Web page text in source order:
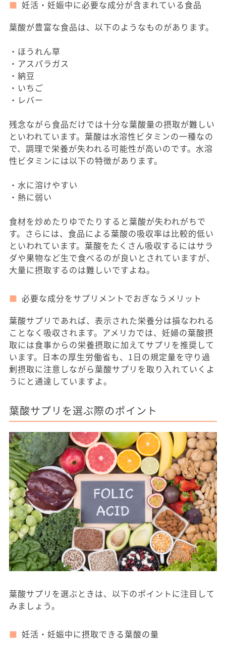
妊活・妊娠中に必要な成分が含まれている食品
葉酸が豊富な食品は、以下のようなものがあります。
・ほうれん草
・アスパラガス
・納豆
・いちご
・レバー
残念ながら食品だけでは十分な葉酸量の摂取が難しい
といわれています。葉酸は水溶性ビタミンの一種なの
で、調理で栄養が失われる可能性が高いのです。水溶
性ビタミンには以下の特徴があります。
・水に溶けやすい
・熱に弱い
食材を炒めたりゆでたりすると葉酸が失われがちで
す。さらには、食品による葉酸の吸収率は比較的低い
といわれています。葉酸をたくさん吸収するにはサラ
ダや果物など生で食べるのが良いとされていますが、
大量に摂取するのは難しいですよね。
必要な成分をサプリメントでおぎなうメリット
葉酸サプリであれば、表示された栄養分は損なわれる
ことなく吸収されます。アメリカでは、妊婦の葉酸摂
取には食事からの栄養摂取に加えてサプリを推奨して
います。日本の厚生労働省も、1日の規定量を守り過
剰摂取に注意しながら葉酸サプリを取り入れていくよ
うにと通達していますよ。
葉酸サプリを選ぶ際のポイント
葉酸サプリを選ぶときは、以下のポイントに注目して
みましょう。
妊活・妊娠中に摂取できる葉酸の量